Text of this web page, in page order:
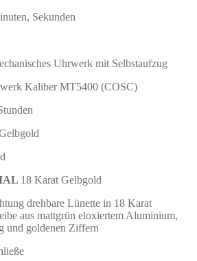
Sekunden
Uhrwerk mit Selbstaufzug
Kaliber MT5400 (COSC)
18 Karat Gelbgold
drehbare Lünette in 18 Karat
aus mattgrün eloxiertem Aluminium,
und goldenen Ziffern